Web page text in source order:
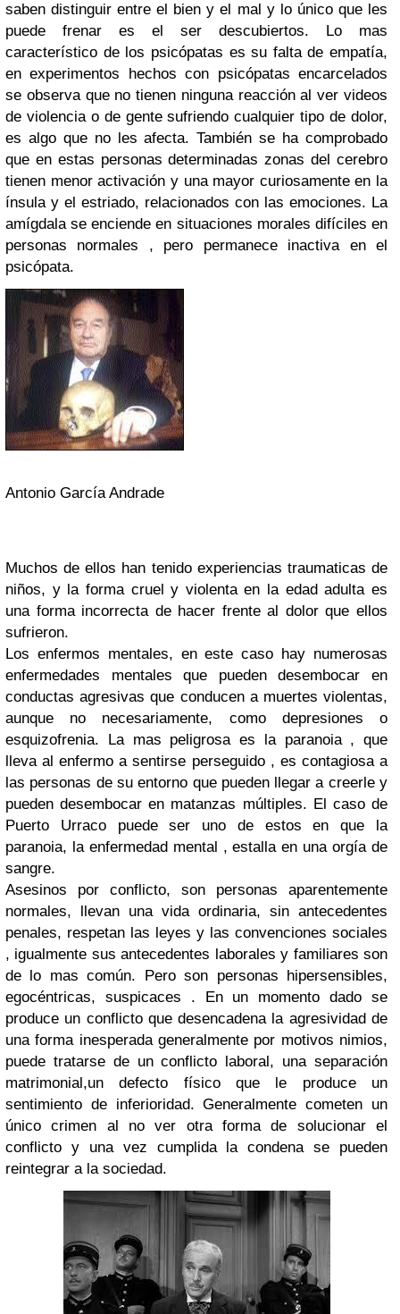
saben distinguir entre el bien y el mal y lo único que les
puede frenar es el ser descubiertos. Lo mas
característico de los psicópatas es su falta de empatía,
en experimentos hechos con psicópatas encarcelados
se observa que no tienen ninguna reacción al ver videos
de violencia o de gente sufriendo cualquier tipo de dolor,
es algo que no les afecta. También se ha comprobado
que en estas personas determinadas zonas del cerebro
tienen menor activación y una mayor curiosamente en la
ínsula y el estriado, relacionados con las emociones. La
amígdala se enciende en situaciones morales difíciles en
personas normales , pero permanece inactiva en el
psicópata.
Antonio García Andrade
Muchos de ellos han tenido experiencias traumaticas de
niños, y la forma cruel y violenta en la edad adulta es
una forma incorrecta de hacer frente al dolor que ellos
sufrieron.
Los enfermos mentales, en este caso hay numerosas
enfermedades mentales que pueden desembocar en
conductas agresivas que conducen a muertes violentas,
aunque no necesariamente, como depresiones o
esquizofrenia. La mas peligrosa es la paranoia , que
lleva al enfermo a sentirse perseguido , es contagiosa a
las personas de su entorno que pueden llegar a creerle y
pueden desembocar en matanzas múltiples. El caso de
Puerto Urraco puede ser uno de estos en que la
paranoia, la enfermedad mental , estalla en una orgía de
sangre.
Asesinos por conflicto, son personas aparentemente
normales, llevan una vida ordinaria, sin antecedentes
penales, respetan las leyes y las convenciones sociales
, igualmente sus antecedentes laborales y familiares son
de lo mas común. Pero son personas hipersensibles,
egocéntricas, suspicaces . En un momento dado se
produce un conflicto que desencadena la agresividad de
una forma inesperada generalmente por motivos nimios,
puede tratarse de un conflicto laboral, una separación
matrimonial,un defecto físico que le produce un
sentimiento de inferioridad. Generalmente cometen un
único crimen al no ver otra forma de solucionar el
conflicto y una vez cumplida la condena se pueden
reintegrar a la sociedad.